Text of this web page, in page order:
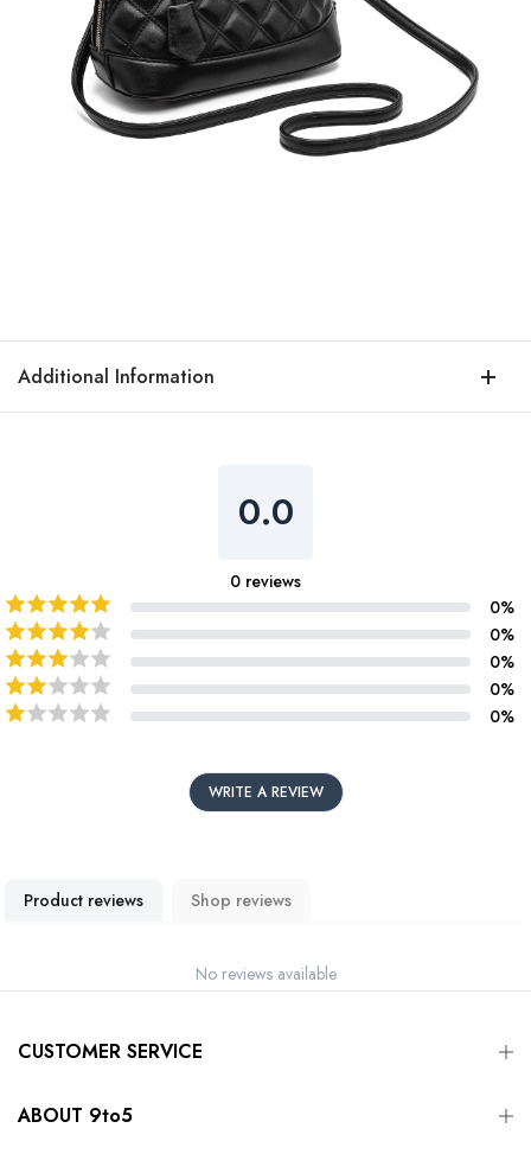
Additional Information
0.0
0 reviews
0%
0%
0%
0%
0%
WRITE A REVIEW
Product reviews Shop reviews
No reviews available
CUSTOMER SERVICE
ABOUT 9to5